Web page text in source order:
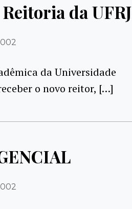
da UFRJ
da Universidade
o novo reitor, […]